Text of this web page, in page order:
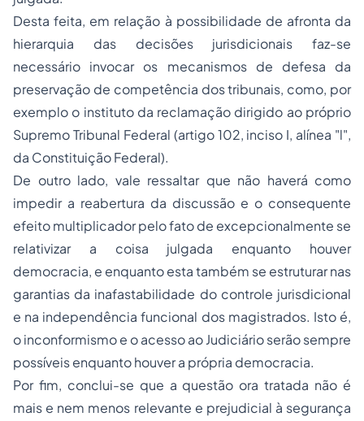
Desta feita, em relação à possibilidade de afronta da
hierarquia das decisões jurisdicionais faz-se
necessário invocar os mecanismos de defesa da
preservação de competência dos tribunais, como, por
exemplo o instituto da reclamação dirigido ao próprio
Supremo Tribunal Federal (artigo 102, inciso I, alínea "l",
da Constituição Federal).
De outro lado, vale ressaltar que não haverá como
impedir a reabertura da discussão e o consequente
efeito multiplicador pelo fato de excepcionalmente se
relativizar a coisa julgada enquanto houver
democracia, e enquanto esta também se estruturar nas
garantias da inafastabilidade do controle jurisdicional
e na independência funcional dos magistrados. Isto é,
o inconformismo e o acesso ao Judiciário serão sempre
possíveis enquanto houver a própria democracia.
Por fim, conclui-se que a questão ora tratada não é
mais e nem menos relevante e prejudicial à segurança